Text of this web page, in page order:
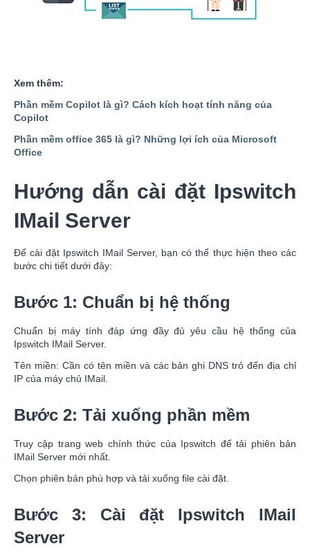
Xem thêm:
Phần mềm Copilot là gì? Cách kích hoạt tính năng của
Copilot
Phần mềm office 365 là gì? Những lợi ích của Microsoft
Office
Hướng dẫn cài đặt Ipswitch
IMail Server
Để cài đặt Ipswitch IMail Server, bạn có thể thực hiện theo các
bước chi tiết dưới đây:
Bước 1: Chuẩn bị hệ thống
Chuẩn bị máy tính đáp ứng đầy đủ yêu cầu hệ thống của
Ipswitch IMail Server.
Tên miền: Cần có tên miền và các bản ghi DNS trỏ đến địa chỉ
IP của máy chủ IMail.
Bước 2: Tải xuống phần mềm
Truy cập trang web chính thức của Ipswitch để tải phiên bản
IMail Server mới nhất.
Chọn phiên bản phù hợp và tải xuống file cài đặt.
Bước 3: Cài đặt Ipswitch IMail
Server